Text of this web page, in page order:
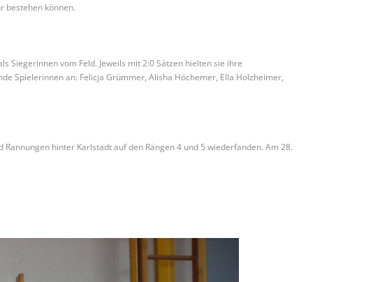
bestehen können.
Siegerinnen vom Feld. Jeweils mit 2:0 Sätzen hielten sie ihre
Spielerinnen an: Felicja Grümmer, Alisha Höchemer, Ella Holzheimer,
hinter Karlstadt auf den Rängen 4 und 5 wiederfanden. Am 28.